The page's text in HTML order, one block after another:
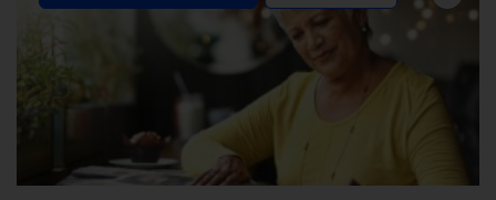
Category: